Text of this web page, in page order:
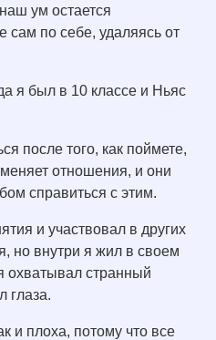
ум остается
сам по себе, удаляясь от
я был в 10 классе и Ньяс
после того, как поймете,
отношения, и они
справиться с этим.
и участвовал в других
но внутри я жил в своем
охватывал странный
глаза.
и плоха, потому что все